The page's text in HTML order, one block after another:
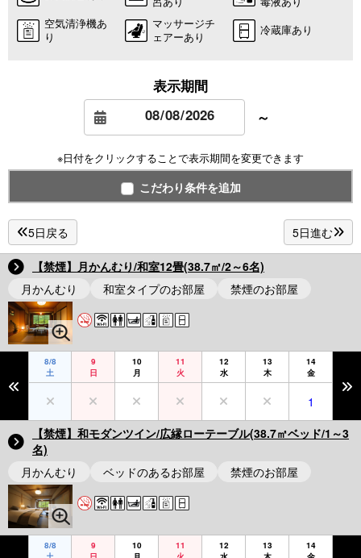
空気清浄機あ
り
マッサージチ
ェアーあり
冷蔵庫あり
表示期間
～
※日付をクリックすることで表示期間を変更できます
こだわり条件を追加
5日戻る 5日進む
【禁煙】月かんむり/和室12畳(38.7㎡/2～6名)
月かんむり
和室タイプのお部屋 禁煙のお部屋
8/8
土
9
日
10
月
11
火
12
水
13
木
14
金
1
【禁煙】和モダンツイン/広縁ローテーブル(38.7㎡ベッド/1～3
名)
月かんむり
ベッドのあるお部屋 禁煙のお部屋
8/8
9
10
11
12
13
14